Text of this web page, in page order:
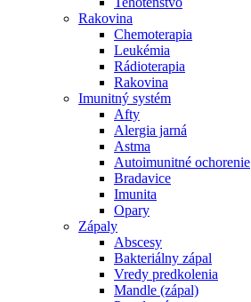
Rakovina
Chemoterapia
Leukémia
Rádioterapia
Rakovina
Imunitný systém
Afty
Alergia jarná
Astma
Autoimunitné ochorenie
Bradavice
Imunita
Opary
Zápaly
Abscesy
Bakteriálny zápal
Vredy predkolenia
Mandle (zápal)